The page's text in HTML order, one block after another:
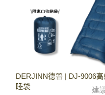
DERJINN德晉 | DJ-9006
睡袋
建